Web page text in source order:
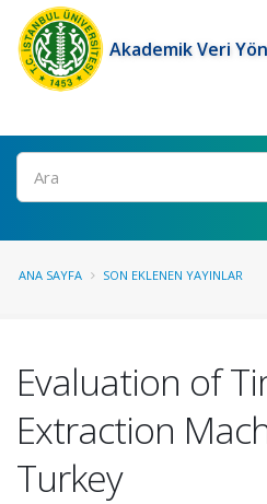
Akademik Veri
Ara
ANA SAYFA SON EKLENEN YAYINLAR
Evaluation of
Extraction
Turkey